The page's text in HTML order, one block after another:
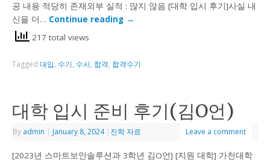
공 내용 적당히 존재외부 실적 : 많지 않음 [대학 입시 후기]사실 내
신을 더… Continue reading →
217 total views
Tagged대입, 수기, 수시, 합격, 합격수기
대학 입시 준비 후기(김O언)
By admin | January 8, 2024 | 진학 자료 Leave a comment
[2023년 스마트보안솔루션과 3학년 김O언] [지원 대학] 가천대학